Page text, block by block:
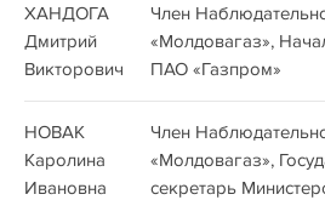
ХАНДОГА
Дмитрий
Викторович
Член
«Молдовагаз»,
ПАО «Газпром»
НОВАК
Каролина
Ивановна
Член
«Молдовагаз»,
секретарь